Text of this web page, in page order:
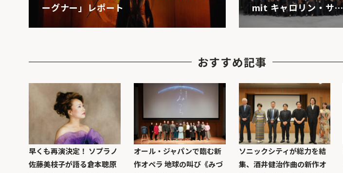
ーグナー」レポート
mit キャロリン・サ…
おすすめ記事
早くも再演決定！ ソプラノ
佐藤美枝子が語る倉本聰原
オール・ジャパンで臨む新
作オペラ 地球の叫び《みづ
ソニックシティが総力を結
集、酒井健治作曲の新作オ